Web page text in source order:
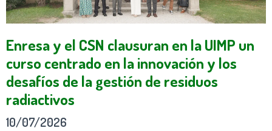
Enresa y el CSN clausuran en la UIMP un
curso centrado en la innovación y los
desafíos de la gestión de residuos
radiactivos
10/07/2026